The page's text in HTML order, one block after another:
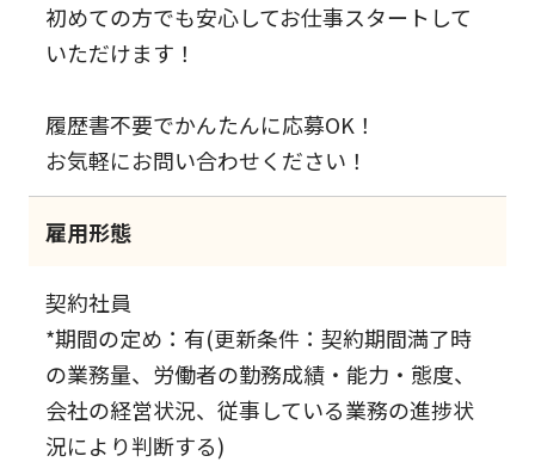
初めての方でも安心してお仕事スタートして
いただけます！
履歴書不要でかんたんに応募OK！
お気軽にお問い合わせください！
雇用形態
契約社員
*期間の定め：有(更新条件：契約期間満了時
の業務量、労働者の勤務成績・能力・態度、
会社の経営状況、従事している業務の進捗状
況により判断する)